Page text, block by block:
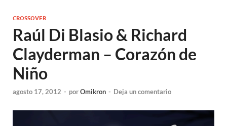
CROSSOVER
Raúl Di Blasio & Richard
Clayderman – Corazón de
Niño
agosto 17, 2012 - porOmikron - Deja un comentario